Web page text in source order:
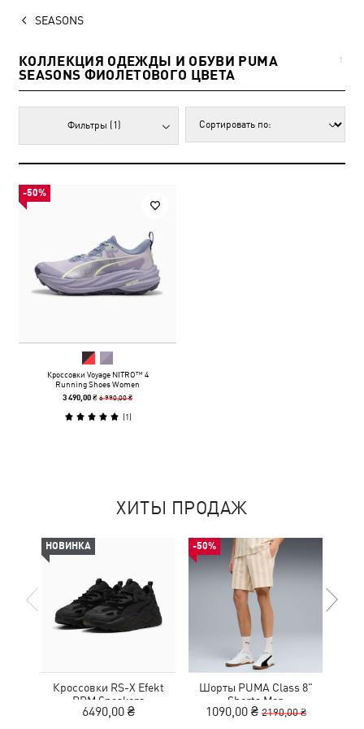
SEASONS
КОЛЛЕКЦИЯ ОДЕЖДЫ И ОБУВИ PUMA
SEASONS ФИОЛЕТОВОГО ЦВЕТА
1
Фильтры (1)
-50%
Кроссовки Voyage NITRO™ 4
Running Shoes Women
3 490,00 ₴6 990,00 ₴
(1)
ХИТЫ ПРОДАЖ
НОВИНКА
Кроссовки RS-X Efekt
PRM Sneakers
6490,00 ₴
-50%
Шорты PUMA Class 8"
Shorts Men
1090,00 ₴ 2190,00 ₴